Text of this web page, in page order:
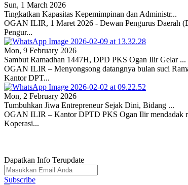
Sun, 1 March 2026
Tingkatkan Kapasitas Kepemimpinan dan Administr...
OGAN ILIR, 1 Maret 2026 - Dewan Pengurus Daerah
Pengur...
Mon, 9 February 2026
Sambut Ramadhan 1447H, DPD PKS Ogan Ilir Gelar ...
OGAN ILIR – Menyongsong datangnya bulan suci
Kantor DPT...
Mon, 2 February 2026
Tumbuhkan Jiwa Entrepreneur Sejak Dini, Bidang ...
OGAN ILIR – Kantor DPTD PKS Ogan Ilir mendadak
Koperasi...
Dapatkan Info Terupdate
Subscribe